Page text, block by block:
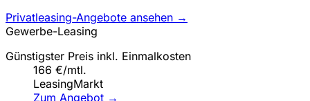
Privatleasing-Angebote ansehen →
Gewerbe-Leasing
Günstigster Preis inkl. Einmalkosten
166 €/mtl.
LeasingMarkt
Zum Angebot →